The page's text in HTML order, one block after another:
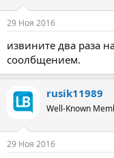
29 Ноя 2016
извините два раза
соолбщением.
rusik11989
Well-Known
29 Ноя 2016